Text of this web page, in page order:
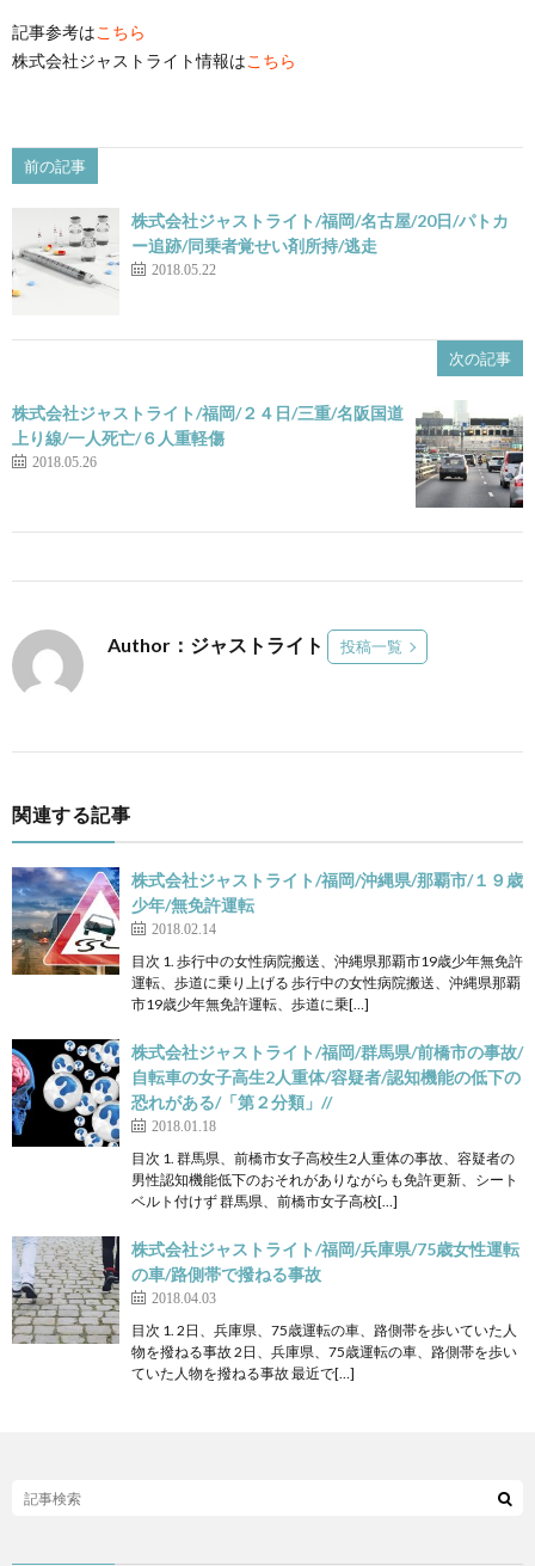
記事参考はこちら
株式会社ジャストライト情報はこちら
前の記事
株式会社ジャストライト/福岡/名古屋/20日/パトカ
ー追跡/同乗者覚せい剤所持/逃走
2018.05.22
次の記事
株式会社ジャストライト/福岡/２４日/三重/名阪国道
上り線/一人死亡/６人重軽傷
2018.05.26
Author：ジャストライト 投稿一覧
関連する記事
株式会社ジャストライト/福岡/沖縄県/那覇市/１９歳
少年/無免許運転
2018.02.14
目次 1. 歩行中の女性病院搬送、沖縄県那覇市19歳少年無免許
運転、歩道に乗り上げる 歩行中の女性病院搬送、沖縄県那覇
市19歳少年無免許運転、歩道に乗[…]
株式会社ジャストライト/福岡/群馬県/前橋市の事故/
自転車の女子高生2人重体/容疑者/認知機能の低下の
恐れがある/「第２分類」//
2018.01.18
目次 1. 群馬県、前橋市女子高校生2人重体の事故、容疑者の
男性認知機能低下のおそれがありながらも免許更新、シート
ベルト付けず 群馬県、前橋市女子高校[…]
株式会社ジャストライト/福岡/兵庫県/75歳女性運転
の車/路側帯で撥ねる事故
2018.04.03
目次 1. 2日、兵庫県、75歳運転の車、路側帯を歩いていた人
物を撥ねる事故 2日、兵庫県、75歳運転の車、路側帯を歩い
ていた人物を撥ねる事故 最近で[…]